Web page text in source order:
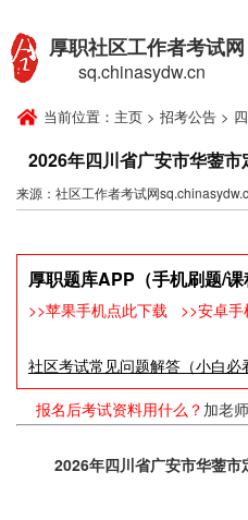
厚职社区工作者考试网
sq.chinasydw.cn
当前位置： 主页 > 招考公告 >
2026年四川省广安市华蓥
来源：社区工作者考试网
厚职题库APP（手机刷题/课
>>苹果手机点此下载 >>安卓
社区考试常见问题解答（小白必
报名后考试资料用什么？ 加老师
2026年四川省广安市华蓥